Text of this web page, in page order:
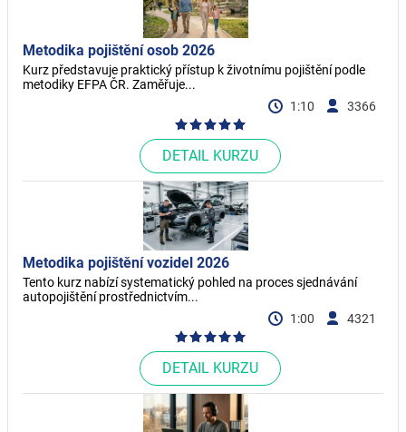
Metodika pojištění osob 2026
Kurz představuje praktický přístup k životnímu pojištění podle
metodiky EFPA ČR. Zaměřuje...
1:10
3366
DETAIL KURZU
Metodika pojištění vozidel 2026
Tento kurz nabízí systematický pohled na proces sjednávání
autopojištění prostřednictvím...
1:00
4321
DETAIL KURZU